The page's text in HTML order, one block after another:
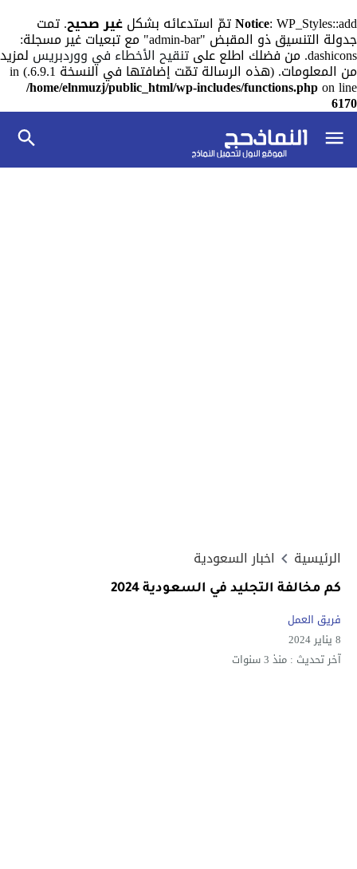
Notice: WP_Styles::add تمّ استدعائه بشكل غير صحيح. تمت
جدولة التنسيق ذو المقبض "admin-bar" مع تبعيات غير مسجلة:
dashicons. من فضلك اطلع على تنقيح الأخطاء في ووردبريس لمزيد
من المعلومات. (هذه الرسالة تمّت إضافتها في النسخة 6.9.1.) in
/home/elnmuzj/public_html/wp-includes/functions.phpon line
6170
الرئيسية اخبار السعودية
كم مخالفة التجليد في السعودية 2024
فريق العمل
8 يناير 2024
آخر تحديث : منذ 3 سنوات